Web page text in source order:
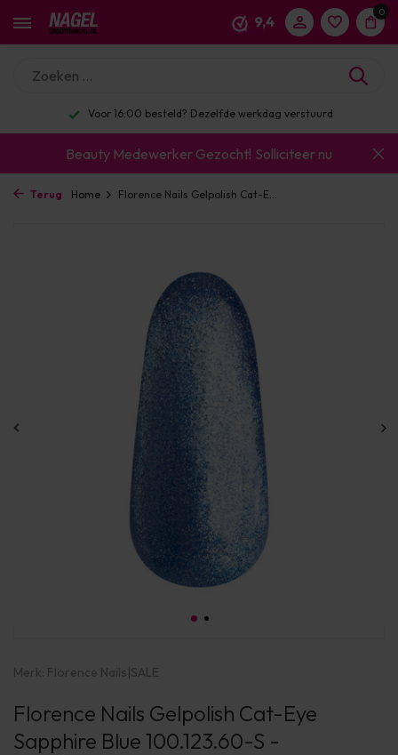
9,4
0
Voor 16:00 besteld? Dezelfde werkdag verstuurd
Beauty Medewerker Gezocht! Solliciteer nu
Terug Home Florence Nails Gelpolish Cat-E...
Merk: Florence Nails|SALE
Florence Nails Gelpolish Cat-Eye
Sapphire Blue 100.123.60-S -